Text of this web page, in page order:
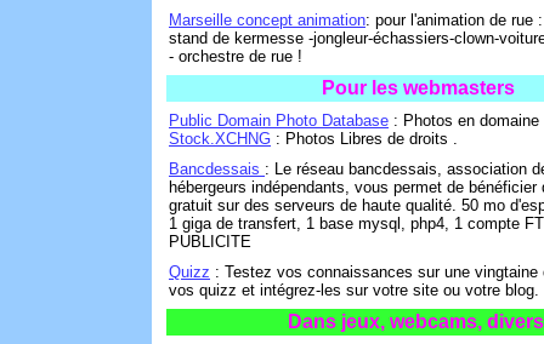
Marseille concept animation: pour l'animation de rue
stand de kermesse -jongleur-échassiers-clown-
- orchestre de rue !
Pour les webmasters
Public Domain Photo Database : Photos en
Stock.XCHNG : Photos Libres de droits .
Bancdessais : Le réseau bancdessais, association
hébergeurs indépendants, vous permet de bénéficier
gratuit sur des serveurs de haute qualité. 50 mo
1 giga de transfert, 1 base mysql, php4, 1 compte
PUBLICITE
Quizz : Testez vos connaissances sur une
vos quizz et intégrez-les sur votre site ou votre blog.
Dans jeux, webcams,